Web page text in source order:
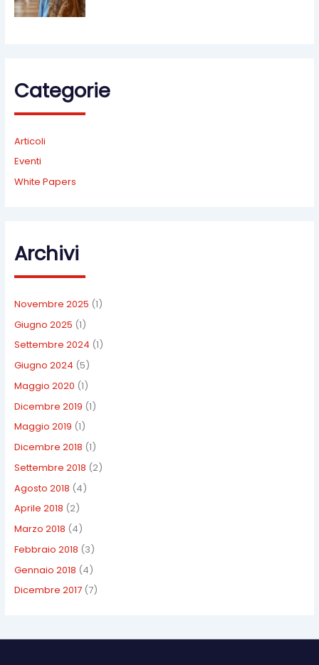
Categorie
Articoli
Eventi
White Papers
Archivi
Novembre 2025 (1)
Giugno 2025 (1)
Settembre 2024 (1)
Giugno 2024 (5)
Maggio 2020 (1)
Dicembre 2019 (1)
Maggio 2019 (1)
Dicembre 2018 (1)
Settembre 2018 (2)
Agosto 2018 (4)
Aprile 2018 (2)
Marzo 2018 (4)
Febbraio 2018 (3)
Gennaio 2018 (4)
Dicembre 2017 (7)